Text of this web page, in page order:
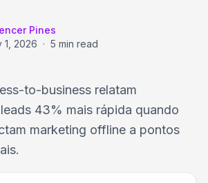
Pines
1, 2026 · 5 min read
to-business relatam
43% mais rápida quando
marketing offline a pontos